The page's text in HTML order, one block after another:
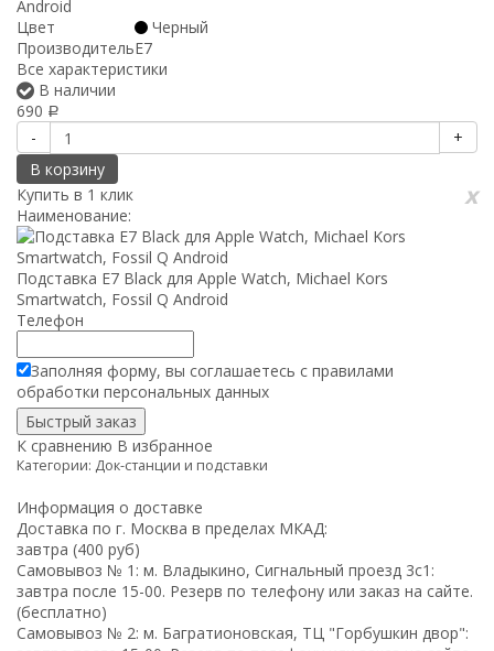
Android
Цвет
Черный
ПроизводительE7
Все характеристики
В наличии
690 Р
-
+
В корзину
Купить в 1 клик
x
Наименование:
Подставка E7 Black для Apple Watch, Michael Kors
Smartwatch, Fossil Q Android
Телефон
Заполняя форму, вы соглашаетесь с правилами
обработки персональных данных
К сравнению В избранное
Категории: Док-станции и подставки
Информация о доставке
Доставка по г. Москва в пределах МКАД:
завтра (400 руб)
Самовывоз № 1: м. Владыкино, Сигнальный проезд 3с1:
завтра после 15-00. Резерв по телефону или заказ на сайте.
(бесплатно)
Самовывоз № 2: м. Багратионовская, ТЦ "Горбушкин двор":